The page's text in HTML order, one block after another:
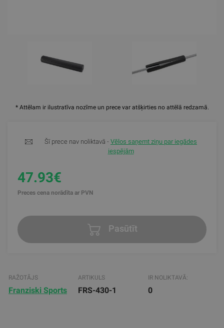
* Attēlam ir ilustratīva nozīme un prece var atšķirties no attēlā redzamā.
Šī prece nav noliktavā - Vēlos saņemt ziņu par iegādes
iespējām
47.93€
Preces cena norādīta ar PVN
Pasūtīt
RAŽOTĀJS
Franziski Sports
ARTIKULS
FRS-430-1
IR NOLIKTAVĀ:
0